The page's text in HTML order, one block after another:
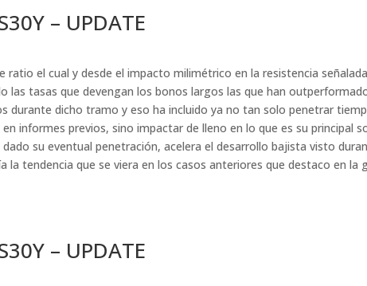
– UPDATE
ratio el cual y desde el impacto milimétrico en la resistencia
las tasas que devengan los bonos largos las que han
durante dicho tramo y eso ha incluido ya no tan solo penetrar
informes previos, sino impactar de lleno en lo que es su principal
su eventual penetración, acelera el desarrollo bajista visto
la tendencia que se viera en los casos anteriores que destaco en la
– UPDATE